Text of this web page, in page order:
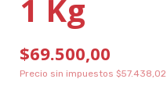
1 Kg
$69.500,00
Precio sin impuestos $57.438,02